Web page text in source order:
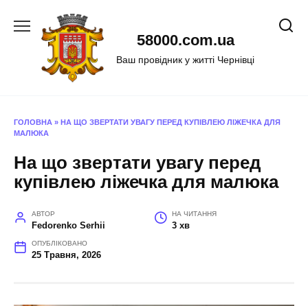
58000.com.ua
Ваш провідник у житті Чернівці
ГОЛОВНА » НА ЩО ЗВЕРТАТИ УВАГУ ПЕРЕД КУПІВЛЕЮ ЛІЖЕЧКА ДЛЯ
МАЛЮКА
На що звертати увагу перед
купівлею ліжечка для малюка
АВТОР
Fedorenko Serhii
НА ЧИТАННЯ
3 хв
ОПУБЛІКОВАНО
25 Травня, 2026